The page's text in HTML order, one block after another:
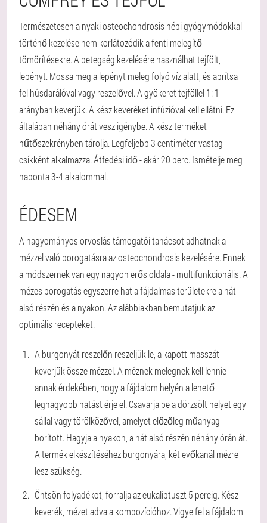
Természetesen a nyaki osteochondrosis népi gyógymódokkal
történő kezelése nem korlátozódik a fenti melegítő
tömörítésekre. A betegség kezelésére használhat tejfölt,
lepényt. Mossa meg a lepényt meleg folyó víz alatt, és aprítsa
fel húsdarálóval vagy reszelővel. A gyökeret tejföllel 1: 1
arányban keverjük. A kész keveréket infúzióval kell ellátni. Ez
általában néhány órát vesz igénybe. A kész terméket
hűtőszekrényben tárolja. Legfeljebb 3 centiméter vastag
csíkként alkalmazza. Átfedési idő - akár 20 perc. Ismételje meg
naponta 3-4 alkalommal.
ÉDESEM
A hagyományos orvoslás támogatói tanácsot adhatnak a
mézzel való borogatásra az osteochondrosis kezelésére. Ennek
a módszernek van egy nagyon erős oldala - multifunkcionális. A
mézes borogatás egyszerre hat a fájdalmas területekre a hát
alsó részén és a nyakon. Az alábbiakban bemutatjuk az
optimális recepteket.
A burgonyát reszelőn reszeljük le, a kapott masszát
keverjük össze mézzel. A méznek melegnek kell lennie
annak érdekében, hogy a fájdalom helyén a lehető
legnagyobb hatást érje el. Csavarja be a dörzsölt helyet egy
sállal vagy törölközővel, amelyet előzőleg műanyag
borított. Hagyja a nyakon, a hát alsó részén néhány órán át.
A termék elkészítéséhez burgonyára, két evőkanál mézre
lesz szükség.
Öntsön folyadékot, forralja az eukaliptuszt 5 percig. Kész
keverék, mézet adva a kompozícióhoz. Vigye fel a fájdalom